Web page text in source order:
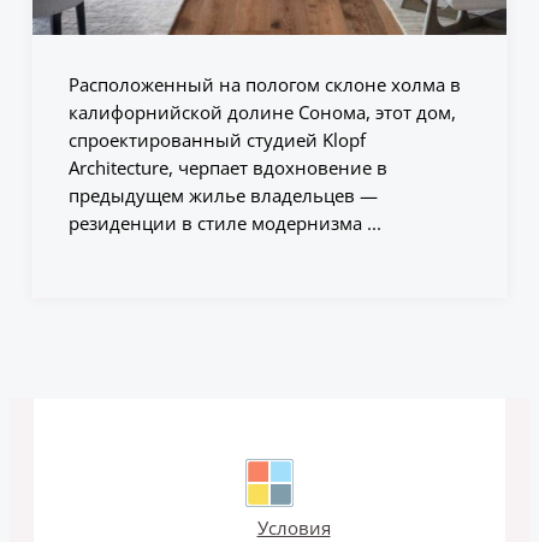
Расположенный на пологом склоне холма в
калифорнийской долине Сонома, этот дом,
спроектированный студией Klopf
Architecture, черпает вдохновение в
предыдущем жилье владельцев —
резиденции в стиле модернизма ...
Условия